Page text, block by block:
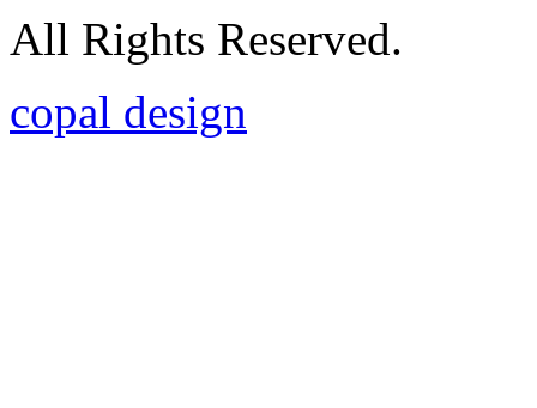
All Rights Reserved.
copal design